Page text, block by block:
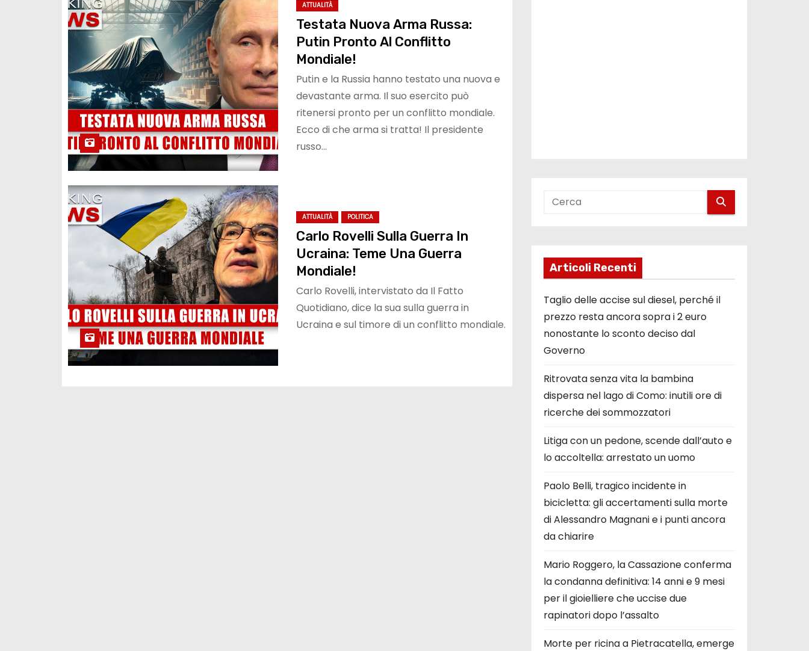
ATTUALITÀ
Testata Nuova Arma Russa:
Putin Pronto Al Conflitto
Mondiale!
Putin e la Russia hanno testato una nuova e
devastante arma. Il suo esercito può
ritenersi pronto per un conflitto mondiale.
Ecco di che arma si tratta! Il presidente
russo…
ATTUALITÀ POLITICA
Carlo Rovelli Sulla Guerra In
Ucraina: Teme Una Guerra
Mondiale!
Carlo Rovelli, intervistato da Il Fatto
Quotidiano, dice la sua sulla guerra in
Ucraina e sul timore di un conflitto mondiale.
Articoli Recenti
Taglio delle accise sul diesel, perché il
prezzo resta ancora sopra i 2 euro
nonostante lo sconto deciso dal
Governo
Ritrovata senza vita la bambina
dispersa nel lago di Como: inutili ore di
ricerche dei sommozzatori
Litiga con un pedone, scende dall’auto e
lo accoltella: arrestato un uomo
Paolo Belli, tragico incidente in
bicicletta: gli accertamenti sulla morte
di Alessandro Magnani e i punti ancora
da chiarire
Mario Roggero, la Cassazione conferma
la condanna definitiva: 14 anni e 9 mesi
per il gioielliere che uccise due
rapinatori dopo l’assalto
Morte per ricina a Pietracatella, emerge